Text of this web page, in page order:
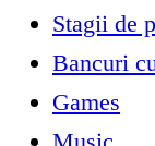
Stagii de
Bancuri
Games